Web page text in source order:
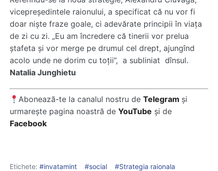
vicepreşedintele raionului, a specificat că nu vor fi
doar nişte fraze goale, ci adevărate principii în viaţa
de zi cu zi. „Eu am încredere că tinerii vor prelua
ştafeta şi vor merge pe drumul cel drept, ajungînd
acolo unde ne dorim cu toţii”, a subliniat dînsul.
Natalia Junghietu
Abonează-te la canalul nostru deTelegram și
urmarește pagina noastră de YouTube și de
Facebook
Etichete: invatamint social
Strategia raionala